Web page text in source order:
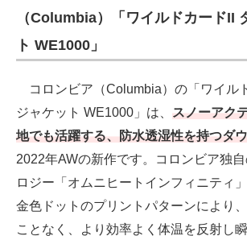
（Columbia）「ワイルドカードII
ト WE1000」
コロンビア（Columbia）の「ワイル
ジャケット WE1000」は、 スノーアク
地でも活躍する、防水透湿性を持つダ
2022年AWの新作です。コロンビア独
ロジー「オムニヒートインフィニティ
金色ドットのプリントパターンにより
ことなく、より効率よく体温を反射し